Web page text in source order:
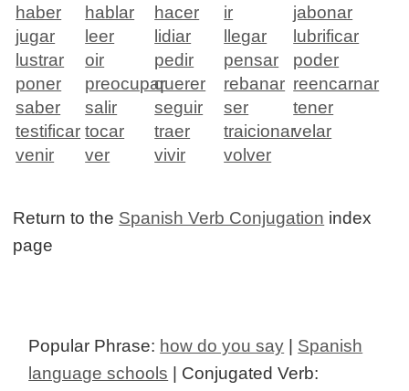
haber
hablar hacer ir
jabonar
jugar
leer lidiar llegar
lubrificar
lustrar
oir pedir pensar
poder
poner
preocuparquerer rebanar reencarnar
saber
salir seguir ser
tener
testificar tocar traer traicionarvelar
venir
ver vivir volver
Return to the Spanish Verb Conjugation index
page
Popular Phrase: how do you say
Spanish
language schools | Conjugated Verb: